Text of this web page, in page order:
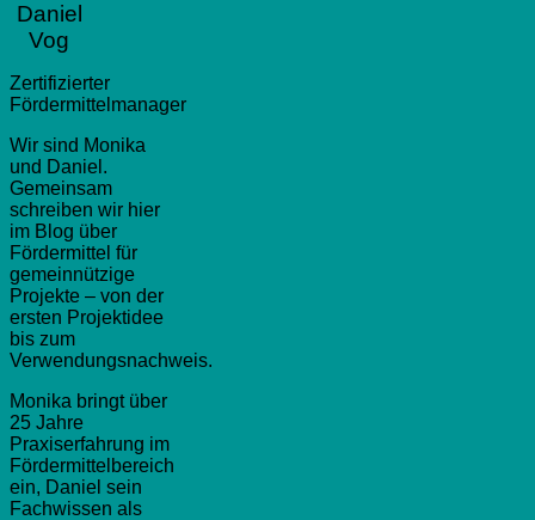
Daniel
Vog
Zertifizierter
Fördermittelmanager
Wir sind Monika
und Daniel.
Gemeinsam
schreiben wir hier
im Blog über
Fördermittel für
gemeinnützige
Projekte – von der
ersten Projektidee
bis zum
Verwendungsnachweis.
Monika bringt über
25 Jahre
Praxiserfahrung im
Fördermittelbereich
ein, Daniel sein
Fachwissen als